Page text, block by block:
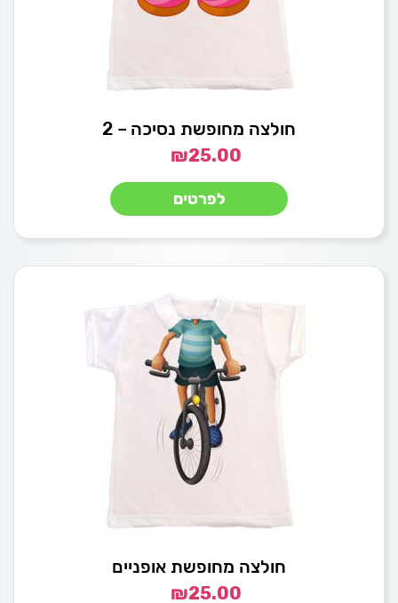
חולצה מחופשת נסיכה – 2
₪25.00
לפרטים
חולצה מחופשת אופניים
₪25.00